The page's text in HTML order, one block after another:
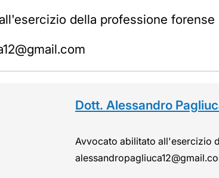
della professione forense
Dott. Alessandro
Avvocato abilitato all'esercizio